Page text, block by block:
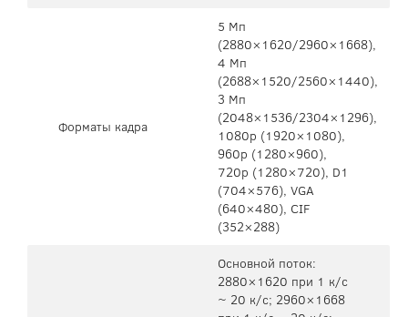
Форматы кадра
5 Mп
(2880×1620/2960×1668),
4 Mп
(2688×1520/2560×1440),
3 Mп
(2048×1536/2304×1296),
1080p (1920×1080),
960p (1280×960),
720p (1280×720), D1
(704×576), VGA
(640×480), CIF
(352×288)
Основной поток:
2880×1620 при 1 к/с
~ 20 к/с; 2960×1668